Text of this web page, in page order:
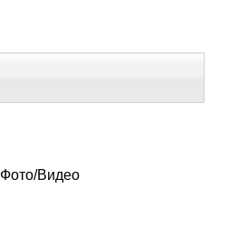
Фото/Видео